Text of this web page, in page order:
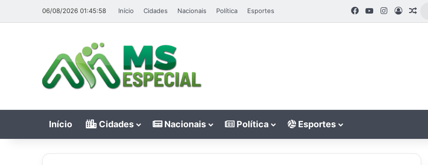
06/08/2026 01:45:58 Início Cidades Nacionais Política Esportes Facebook
YouTubeInstagram
Entrar
Início Cidades Nacionais Política Esportes